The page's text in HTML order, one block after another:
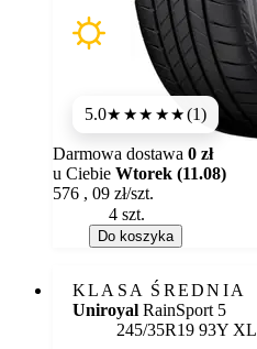
5.0★★★★★(1)
Dostępność:
Darmowa dostawa 0 zł
u Ciebie Wtorek (11.08)
576 , 09 zł/szt.
Do koszyka
KLASA ŚREDNIA
Uniroyal RainSport 5
245/35R19 93Y XL